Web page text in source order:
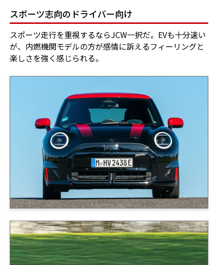
スポーツ志向のドライバー向け
スポーツ走行を重視するならJCW一択だ。EVも十分速い
が、内燃機関モデルの方が感情に訴えるフィーリングと
楽しさを強く感じられる。